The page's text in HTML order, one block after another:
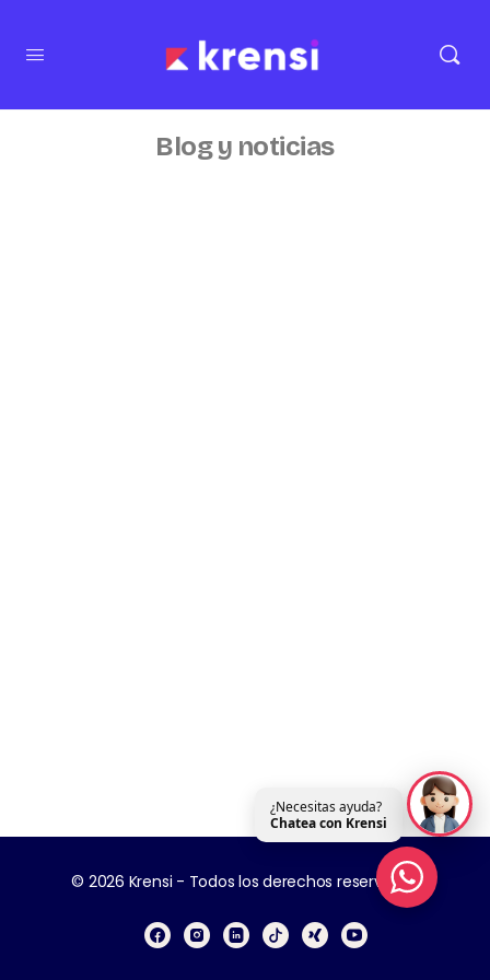
Blog y noticias
© 2026 Krensi - Todos los derechos reservados
¿Necesitas ayuda?
Chatea con Krensi